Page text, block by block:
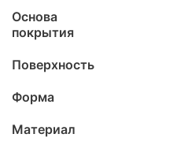
Основа
покрытия
Поверхность
Форма
Материал